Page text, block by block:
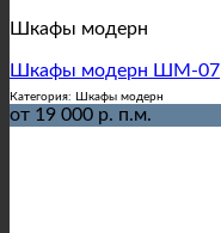
Шкафы модерн
Шкафы модерн ШМ-07
Категория: Шкафы модерн
от 19 000 р. п.м.